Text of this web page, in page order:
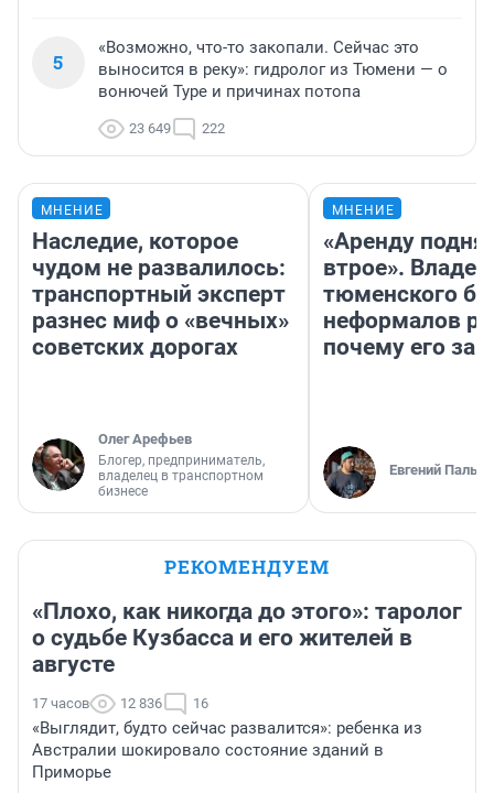
5
«Возможно, что-то закопали. Сейчас это
выносится в реку»: гидролог из Тюмени — о
вонючей Туре и причинах потопа
23 649 222
МНЕНИЕ
Наследие, которое
чудом не развалилось:
транспортный эксперт
разнес миф о «вечных»
советских дорогах
Олег Арефьев
Блогер, предприниматель,
владелец в транспортном
бизнесе
МНЕНИЕ
«Аренду
втрое».
тюменского
неформалов
почему его
Евгений
РЕКОМЕНДУЕМ
«Плохо, как никогда до этого»: таролог
о судьбе Кузбасса и его жителей в
августе
17 часов 12 836 16
«Выглядит, будто сейчас развалится»: ребенка из
Австралии шокировало состояние зданий в
Приморье